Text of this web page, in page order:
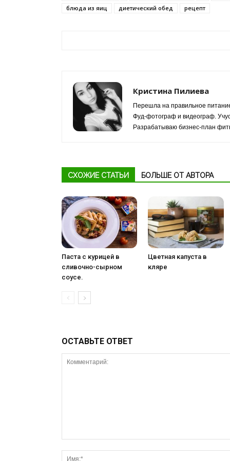
блюда из яиц
диетический обед рецепт
Кристина Пилиева
Перешла на правильное
Фуд-фотограф и видеограф.
Разрабатываю бизнес-план
СХОЖИЕ СТАТЬИ БОЛЬШЕ ОТ АВТОРА
Паста с курицей в
сливочно-сырном
соусе.
Цветная капуста в
кляре
ОСТАВЬТЕ ОТВЕТ